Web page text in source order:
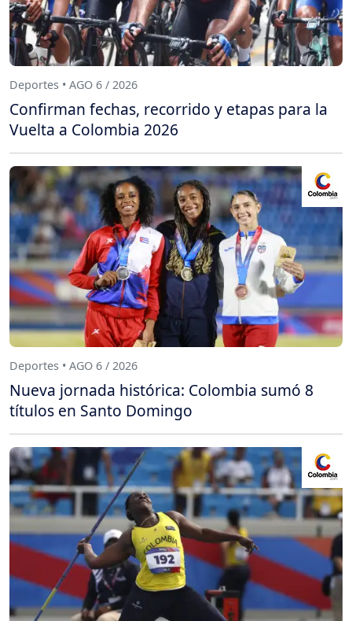
Deportes • AGO 6 / 2026
Confirman fechas, recorrido y etapas para la
Vuelta a Colombia 2026
Deportes • AGO 6 / 2026
Nueva jornada histórica: Colombia sumó 8
títulos en Santo Domingo